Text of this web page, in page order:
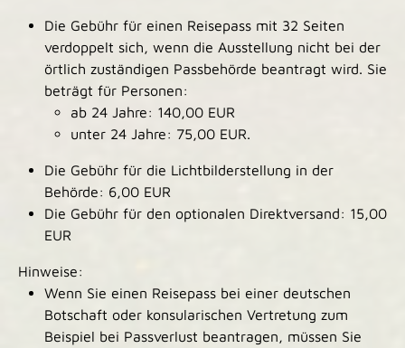
Die Gebühr für einen Reisepass mit 32 Seiten
verdoppelt sich, wenn die Ausstellung nicht bei der
örtlich zuständigen Passbehörde beantragt wird. Sie
beträgt für Personen:
ab 24 Jahre: 140,00 EUR
unter 24 Jahre: 75,00 EUR.
Die Gebühr für die Lichtbilderstellung in der
Behörde: 6,00 EUR
Die Gebühr für den optionalen Direktversand: 15,00
EUR
Hinweise:
Wenn Sie einen Reisepass bei einer deutschen
Botschaft oder konsularischen Vertretung zum
Beispiel bei Passverlust beantragen, müssen Sie